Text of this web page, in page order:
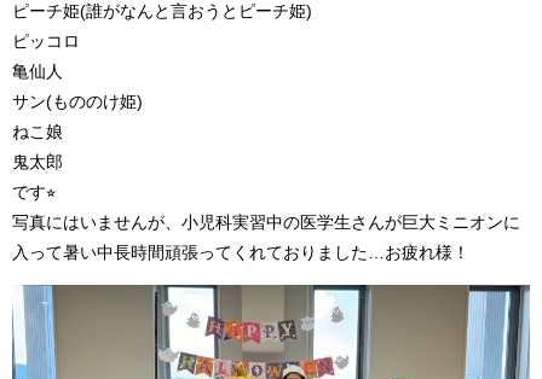
ピーチ姫(誰がなんと言おうとピーチ姫)
ピッコロ
亀仙人
サン(もののけ姫)
ねこ娘
鬼太郎
です⭐︎
写真にはいませんが、小児科実習中の医学生さんが巨大ミニオンに
入って暑い中長時間頑張ってくれておりました…お疲れ様！